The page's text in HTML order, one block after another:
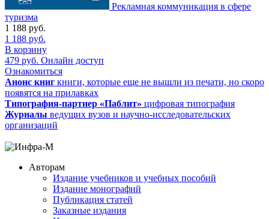
Рекламная коммуникация в сфере
туризма
1 188 руб.
1 188 руб.
В корзину
479 руб. Онлайн доступ
Ознакомиться
Анонс книг книги, которые еще не вышли из печати, но скоро
появятся на прилавках
Типография-партнер «Паблит» цифровая типография
Журналы ведущих вузов и научно-исследовательских
организаций
Авторам
Издание учебников и учебных пособий
Издание монографий
Публикация статей
Заказные издания